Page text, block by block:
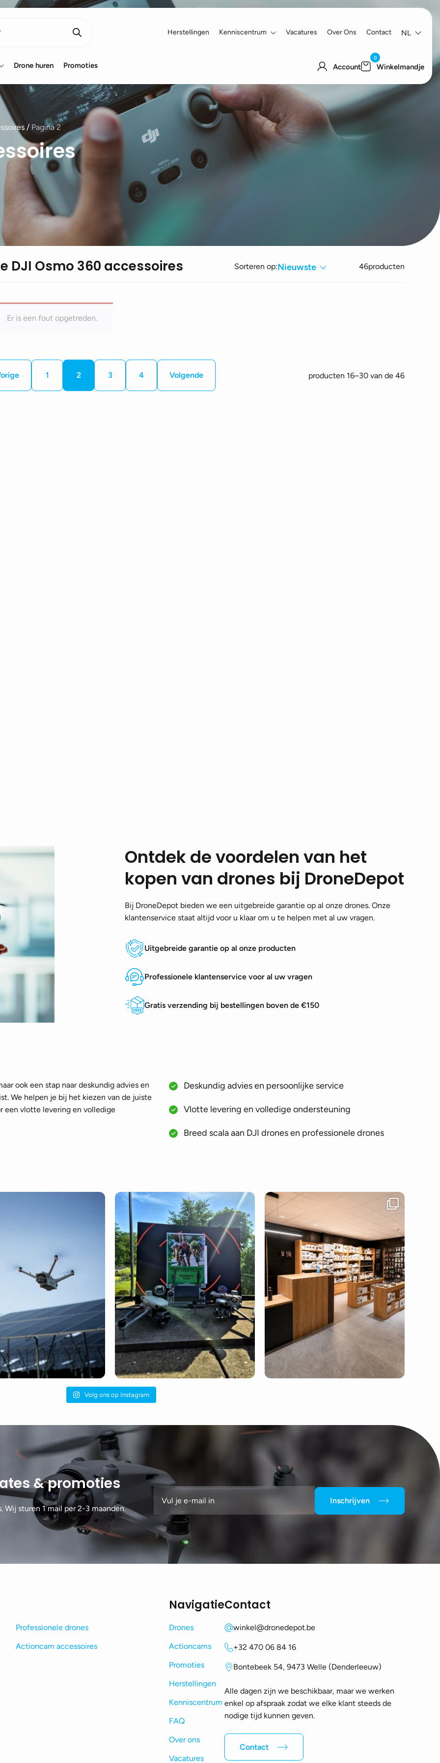
Herstellingen Kenniscentrum Vacatures Over Ons Contact NL
Drone huren Promoties Account
0
Winkelmandje
/ Pagina 2
DJI Osmo 360 accessoires Sorteren op:Nieuwste 46producten
Er is een fout opgetreden.
1 2 3 4 Volgende producten 16–30 van de 46
Ontdek de voordelen van het
kopen van drones bij DroneDepot
Bij DroneDepot bieden we een uitgebreide garantie op al onze drones. Onze
klantenservice staat altijd voor u klaar om u te helpen met al uw vragen.
Uitgebreide garantie op al onze producten
Professionele klantenservice voor al uw vragen
Gratis verzending bij bestellingen boven de €150
ook een stap naar deskundig advies en
We helpen je bij het kiezen van de juiste
een vlotte levering en volledige
Deskundig advies en persoonlijke service
Vlotte levering en volledige ondersteuning
Breed scala aan DJI drones en professionele drones
Volg ons op Instagram
& promoties
sturen 1 mail per 2-3 maanden.
Inschrijven
Professionele drones
Actioncam accessoires
Navigatie
Drones
Actioncams
Promoties
Herstellingen
Kenniscentrum
FAQ
Over ons
Vacatures
Contact
winkel@dronedepot.be
+32 470 06 84 16
Bontebeek 54, 9473 Welle (Denderleeuw)
Alle dagen zijn we beschikbaar, maar we werken
enkel op afspraak zodat we elke klant steeds de
nodige tijd kunnen geven.
Contact